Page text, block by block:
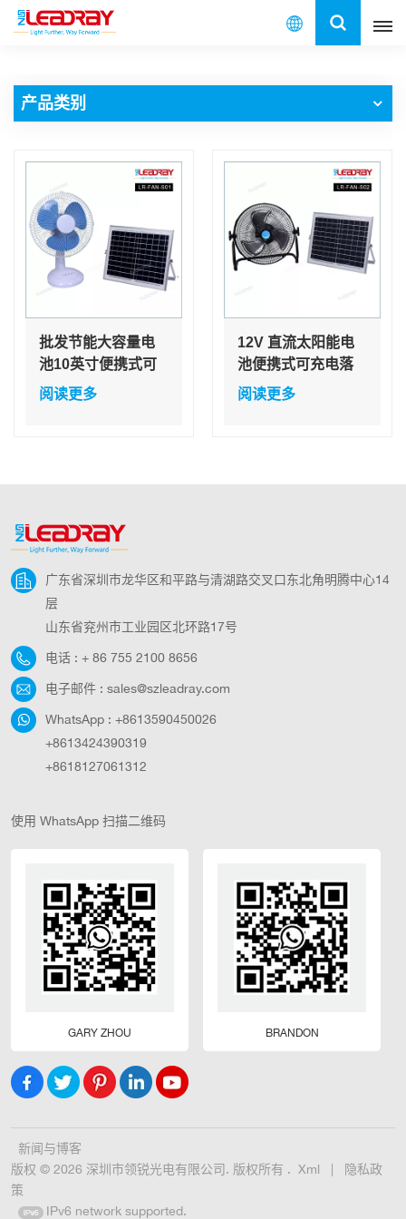
中
العربية
产品类别
批发节能大容量电
池10英寸便携式可
充电太阳能带面板
阅读更多
12V 直流太阳能电
池便携式可充电落
地扇支架角度可调
阅读更多
广东省深圳市龙华区和平路与清湖路交叉口东北角明腾中心14
层
山东省兖州市工业园区北环路17号
电话 : + 86 755 2100 8656
电子邮件 : sales@szleadray.com
WhatsApp : +8613590450026
+8613424390319
+8618127061312
使用 WhatsApp 扫描二维码
GARY ZHOU BRANDON
新闻与博客
版权 © 2026 深圳市领锐光电有限公司. 版权所有 . Xml |
隐私政
策
IPv6 network supported.